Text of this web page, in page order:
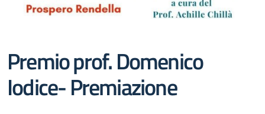
Premio prof. Domenico
Iodice- Premiazione